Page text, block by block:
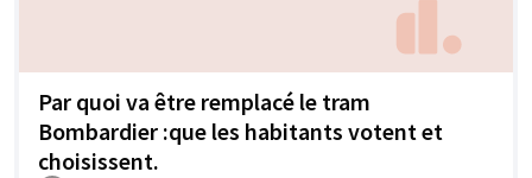
Par quoi va être remplacé le tram
Bombardier :que les habitants votent et
choisissent.